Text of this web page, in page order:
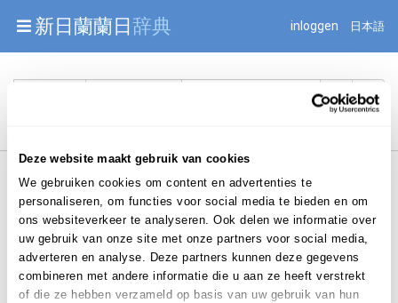
Deze website maakt gebruik van cookies
We gebruiken cookies om content en advertenties te
personaliseren, om functies voor social media te bieden en om
ons websiteverkeer te analyseren. Ook delen we informatie over
uw gebruik van onze site met onze partners voor social media,
adverteren en analyse. Deze partners kunnen deze gegevens
combineren met andere informatie die u aan ze heeft verstrekt
of die ze hebben verzameld op basis van uw gebruik van hun
Warning: Undefined array key "jnnjuid" in
/mnt/web216/d2/76/52236976/htdocs/jnnj-prod/search.php
新日蘭蘭日辞典 inloggen 日本語
Login om te bewerken ...